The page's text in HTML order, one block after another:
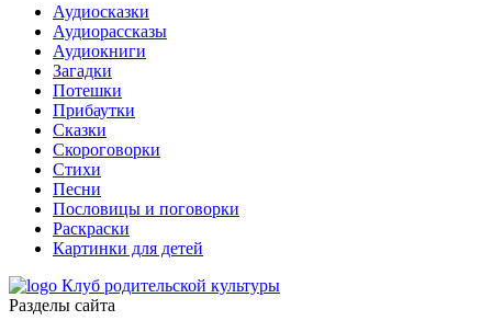
Аудиосказки
Аудиорассказы
Аудиокниги
Загадки
Потешки
Прибаутки
Сказки
Скороговорки
Стихи
Песни
Пословицы и поговорки
Раскраски
Картинки для детей
Клуб родительской культуры
Разделы сайта